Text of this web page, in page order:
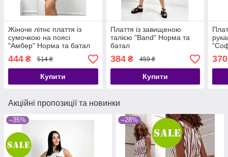
Жіноче літнє плаття із
сумочкою на поясі
"Амбер" Норма та батал
444 ₴ 514 ₴
Купити
Плаття із завищеною
талією "Band" Норма та
батал
384₴ 459 ₴
Купити
370
Акційні пропозиції та новинки
–35% –28%